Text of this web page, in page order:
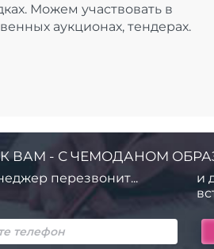
Можем участвовать в
аукционах, тендерах.
ВАМ - С ЧЕМОДАНОМ
перезвонит...
и